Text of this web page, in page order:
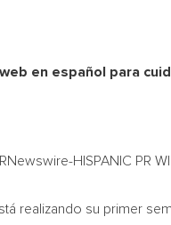
en español para
HISPANIC PR
realizando su primer